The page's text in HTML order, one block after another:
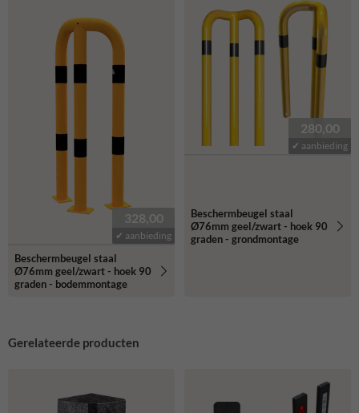
328,00
✔ aanbieding
Beschermbeugel staal
Ø76mm geel/zwart - hoek 90
graden - bodemmontage
280,00
✔ aanbieding
Beschermbeugel staal
Ø76mm geel/zwart - hoek 90
graden - grondmontage
Gerelateerde producten